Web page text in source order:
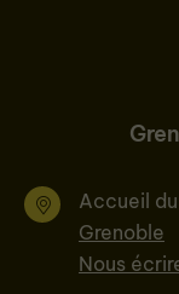
Accueil
Grenoble
Nous